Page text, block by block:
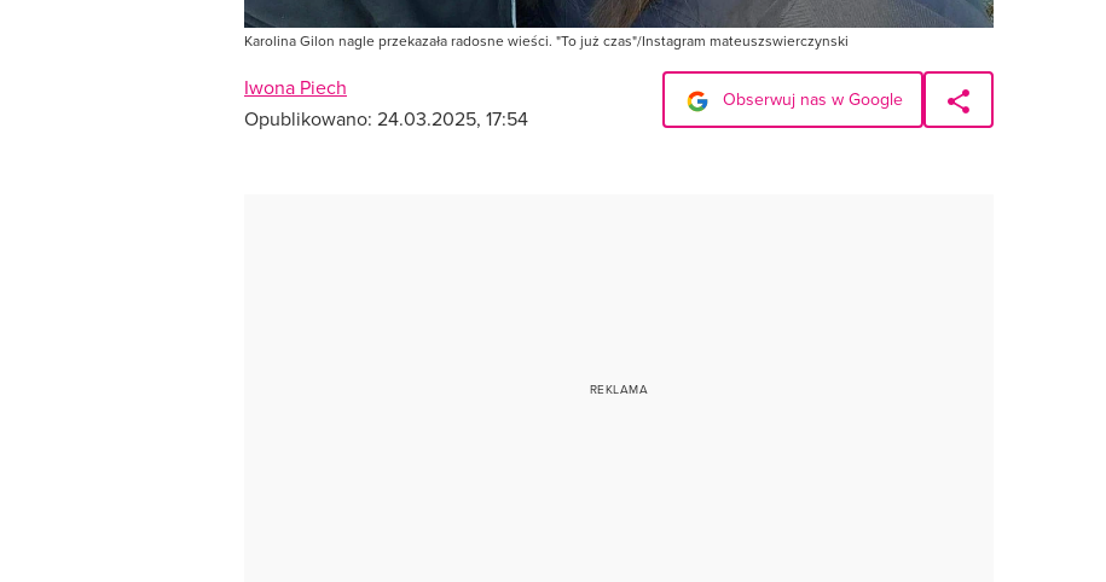
Karolina Gilon nagle przekazała radosne wieści. "To już czas"/Instagram mateuszswierczynski
Iwona Piech
Opublikowano: 24.03.2025, 17:54
Obserwuj nas w Google